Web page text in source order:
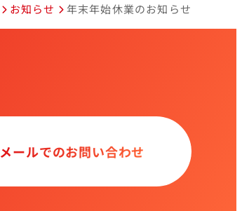
お知らせ 年末年始休業のお知らせ
メールでのお問い合わせ